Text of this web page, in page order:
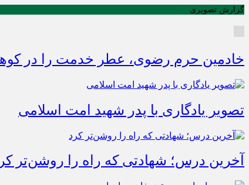
گزارش تصویری
خادمین حرم رضوی، عطر خدمت را در
تصویر یادگاری با پدر شهید امت اسلامی
آخرین درس؛ شهادتی که راه را روشن‌تر